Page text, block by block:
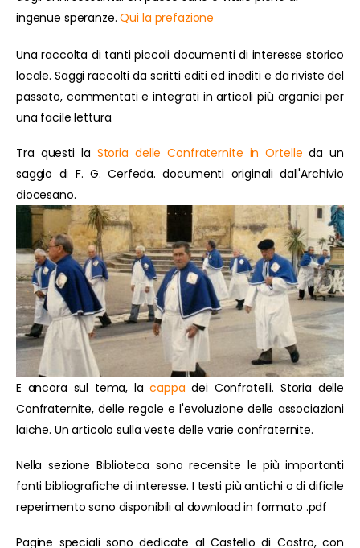
ingenue speranze.Qui la prefazione
Una raccolta di tanti piccoli documenti di interesse storico
locale. Saggi raccolti da scritti editi ed inediti e da riviste del
passato, commentati e integrati in articoli più organici per
una facile lettura.
Tra questi la Storia delle Confraternite in Ortelle da un
saggio di F. G. Cerfeda. documenti originali dall'Archivio
diocesano.
E ancora sul tema, lacappa dei Confratelli. Storia delle
Confraternite, delle regole e l'evoluzione delle associazioni
laiche. Un articolo sulla veste delle varie confraternite.
Nella sezione Biblioteca sono recensite le più importanti
fonti bibliografiche di interesse. I testi più antichi o di dificile
reperimento sono disponibili al download in formato .pdf
Pagine speciali sono dedicate al Castello di Castro, con